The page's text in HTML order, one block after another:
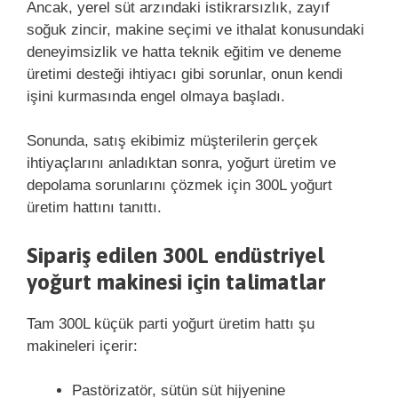
Ancak, yerel süt arzındaki istikrarsızlık, zayıf
soğuk zincir, makine seçimi ve ithalat konusundaki
deneyimsizlik ve hatta teknik eğitim ve deneme
üretimi desteği ihtiyacı gibi sorunlar, onun kendi
işini kurmasında engel olmaya başladı.
Sonunda, satış ekibimiz müşterilerin gerçek
ihtiyaçlarını anladıktan sonra, yoğurt üretim ve
depolama sorunlarını çözmek için 300L yoğurt
üretim hattını tanıttı.
Sipariş edilen 300L endüstriyel
yoğurt makinesi için talimatlar
Tam 300L küçük parti yoğurt üretim hattı şu
makineleri içerir:
Pastörizatör, sütün süt hijyenine